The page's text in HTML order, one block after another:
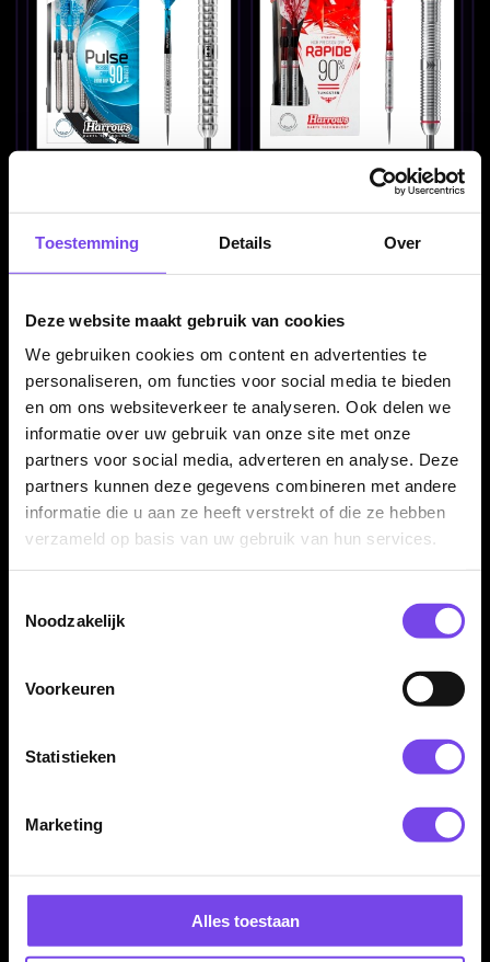
Toestemming Details Over
Deze website maakt gebruik van cookies
We gebruiken cookies om content en advertenties te
personaliseren, om functies voor social media te bieden
en om ons websiteverkeer te analyseren. Ook delen we
informatie over uw gebruik van onze site met onze
partners voor social media, adverteren en analyse. Deze
partners kunnen deze gegevens combineren met andere
informatie die u aan ze heeft verstrekt of die ze hebben
verzameld op basis van uw gebruik van hun services.
Noodzakelijk
Voorkeuren
Statistieken
Marketing
Alles toestaan
€ 49.95
Harrows Rapide 90%
Ringed - Dartpijlen
€ 51.95
Harrows Razr Parallel
90% - Dartpijlen
€ 49.95
Harrows Red Horizon
90% 21-26 Gram -
€ 76.95
Harrows Taipan 90% -
Harrows Toro 90% -